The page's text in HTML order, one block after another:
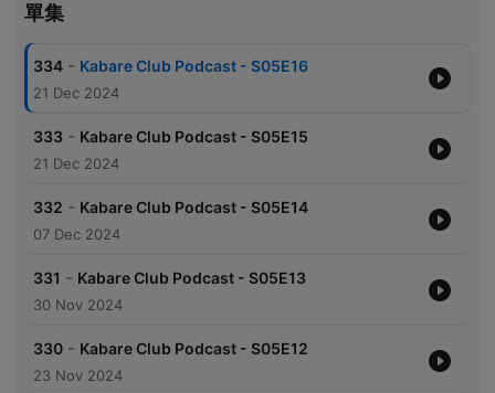
單集
334 - Kabare Club Podcast - S05E16
21 Dec 2024
333 - Kabare Club Podcast - S05E15
21 Dec 2024
332 - Kabare Club Podcast - S05E14
07 Dec 2024
331 - Kabare Club Podcast - S05E13
30 Nov 2024
330 - Kabare Club Podcast - S05E12
23 Nov 2024